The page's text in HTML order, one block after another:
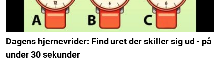
Dagens hjernevrider: Find uret der skiller sig ud - på
under 30 sekunder